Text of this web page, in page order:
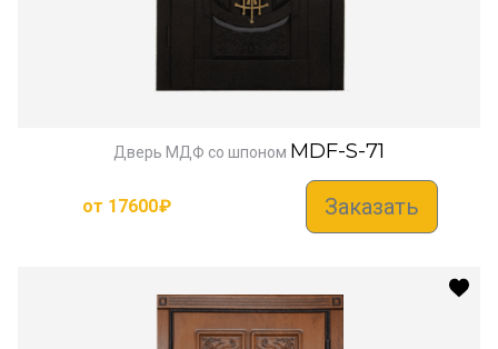
Дверь МДФ со шпоном MDF-S-71
от 17600₽ Заказать